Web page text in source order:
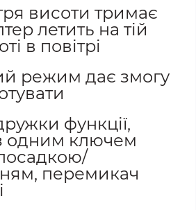
висоти тримає
летить на тій
в повітрі
режим дає змогу
функції,
одним ключем
перемикач